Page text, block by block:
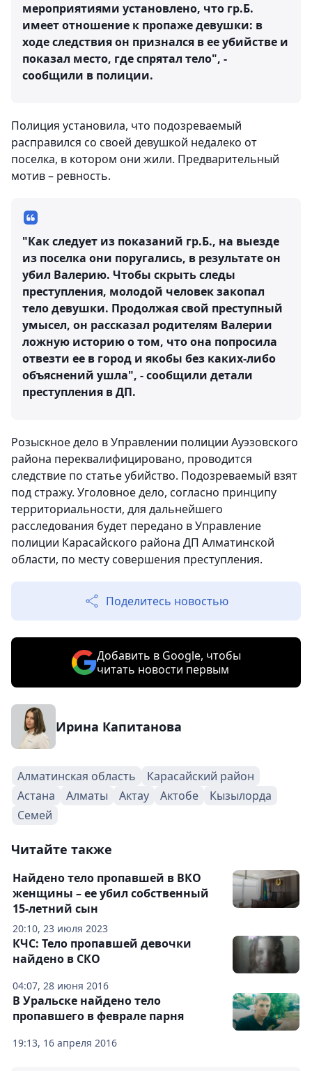
мероприятиями установлено, что гр.Б.
имеет отношение к пропаже девушки: в
ходе следствия он признался в ее убийстве и
показал место, где спрятал тело", -
сообщили в полиции.
Полиция установила, что подозреваемый
расправился со своей девушкой недалеко от
поселка, в котором они жили. Предварительный
мотив – ревность.
"Как следует из показаний гр.Б., на выезде
из поселка они поругались, в результате он
убил Валерию. Чтобы скрыть следы
преступления, молодой человек закопал
тело девушки. Продолжая свой преступный
умысел, он рассказал родителям Валерии
ложную историю о том, что она попросила
отвезти ее в город и якобы без каких-либо
объяснений ушла", - сообщили детали
преступления в ДП.
Розыскное дело в Управлении полиции Ауэзовского
района переквалифицировано, проводится
следствие по статье убийство. Подозреваемый взят
под стражу. Уголовное дело, согласно принципу
территориальности, для дальнейшего
расследования будет передано в Управление
полиции Карасайского района ДП Алматинской
области, по месту совершения преступления.
Поделитесь новостью
Добавить в Google, чтобы
читать новости первым
Ирина Капитанова
Алматинская область
Карасайский район
Астана
Алматы Актау Актобе
Кызылорда
Семей
Читайте также
20:10, 23 июля 2023
Найдено тело пропавшей в ВКО
женщины – ее убил собственный
15-летний сын
04:07, 28 июня 2016
КЧС: Тело пропавшей девочки
найдено в СКО
19:13, 16 апреля 2016
В Уральске найдено тело
пропавшего в феврале парня